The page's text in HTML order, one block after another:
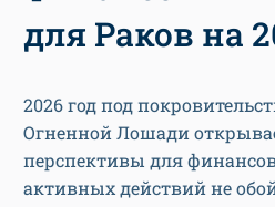
для Раков на
2026 год под
Огненной Лошади
перспективы для
активных действий не